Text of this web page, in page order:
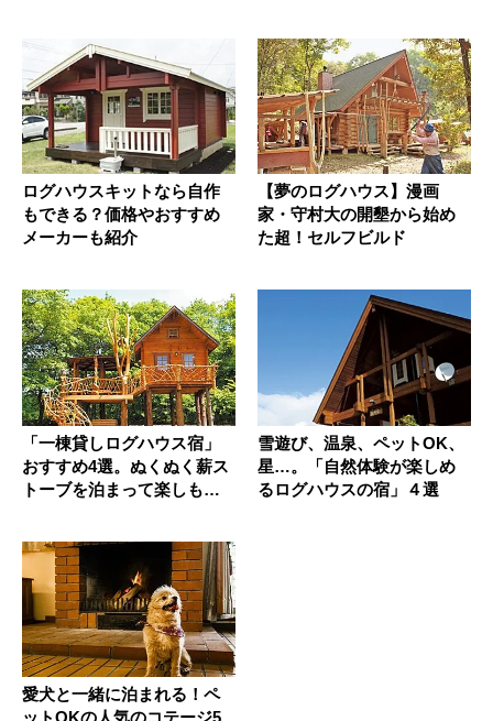
ログハウスキットなら自作
もできる？価格やおすすめ
メーカーも紹介
【夢のログハウス】漫画
家・守村大の開墾から始め
た超！セルフビルド
「一棟貸しログハウス宿」
おすすめ4選。ぬくぬく薪ス
トーブを泊まって楽しも
雪遊び、温泉、ペットOK、
星…。「自然体験が楽しめ
るログハウスの宿」４選
愛犬と一緒に泊まれる！ペ
ットOKの人気のコテージ5